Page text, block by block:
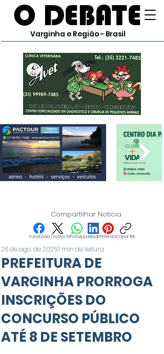
O DEBATE
Varginha e Região - Brasil
Compartilhar Notícia
FacebookX (Twitter)WhatsAppLinkedInPinterestCopiar link
PREFEITURA DE
VARGINHA PRORROGA
INSCRIÇÕES DO
CONCURSO PÚBLICO
ATÉ 8 DE SETEMBRO
26 de ago. de 20251 min de leitura